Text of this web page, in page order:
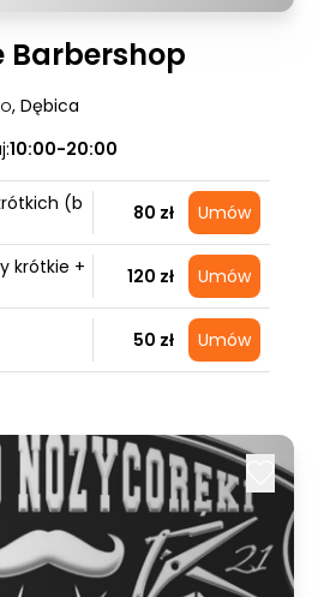
Barbershop
, Dębica
10:00-20:00
(b
80 zł Umów
krótkie +
120 zł Umów
50 zł Umów